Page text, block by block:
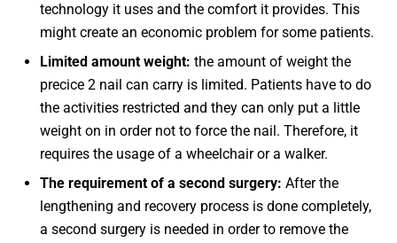
technology it uses and the comfort it provides. This
might create an economic problem for some patients.
Limited amount weight: the amount of weight the
precice 2 nail can carry is limited. Patients have to do
the activities restricted and they can only put a little
weight on in order not to force the nail. Therefore, it
requires the usage of a wheelchair or a walker.
The requirement of a second surgery: After the
lengthening and recovery process is done completely,
a second surgery is needed in order to remove the